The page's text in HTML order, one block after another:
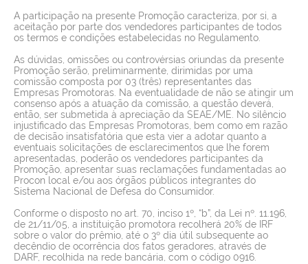
A participação na presente Promoção caracteriza, por si, a
aceitação por parte dos vendedores participantes de todos
os termos e condições estabelecidas no Regulamento.
As dúvidas, omissões ou controvérsias oriundas da presente
Promoção serão, preliminarmente, dirimidas por uma
comissão composta por 03 (três) representantes das
Empresas Promotoras. Na eventualidade de não se atingir um
consenso após a atuação da comissão, a questão deverá,
então, ser submetida à apreciação da SEAE/ME. No silêncio
injustificado das Empresas Promotoras, bem como em razão
de decisão insatisfatória que esta vier a adotar quanto a
eventuais solicitações de esclarecimentos que lhe forem
apresentadas, poderão os vendedores participantes da
Promoção, apresentar suas reclamações fundamentadas ao
Procon local e/ou aos órgãos públicos integrantes do
Sistema Nacional de Defesa do Consumidor.
Conforme o disposto no art. 70, inciso 1º, “b”, da Lei nº. 11.196,
de 21/11/05, a instituição promotora recolherá 20% de IRF
sobre o valor do prêmio, até o 3º dia útil subsequente ao
decêndio de ocorrência dos fatos geradores, através de
DARF, recolhida na rede bancária, com o código 0916.